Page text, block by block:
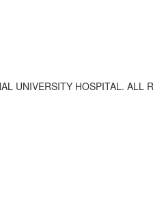
UNIVERSITY HOSPITAL. ALL